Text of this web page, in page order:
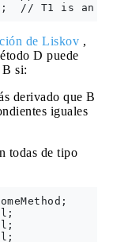
de Liskov ,
D puede
B si:
derivado que B
iguales
todas de tipo